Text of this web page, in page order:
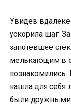
Увидев
ускорила шаг.
запотевшее
мелькающим в
познакомились.
нашла для себя
были дружными,